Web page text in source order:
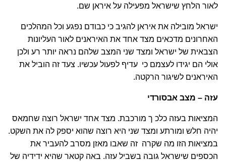
לאור הלחץ שישראל מפעילה על איראן שם.
ישראל מובילה את איראן להגיב כי כבודם נפגע וכל המהלכים
האחרונים מדכאים מצד אחד את האיראנים לאור העליונות
הצבאית של ישראל ומצד שני המצב שלהם נראה יותר רע ולכן
אולי הם יגידו לעצמם כי עדיף לפעול עכשיו. צעד זה הוביל את
האיראנים לשיגור הרקטה.
עזה – מצב אבסורדי
המציאות בעזה כלכ ך מורכבת. מצד אחד ישראל רוצה שחמאס
יהיה חלש ומורתע ומצד שני היא רוצה שהוא יספק לה את השקט.
במציאות הזו מה שקרה זה שאבו מאזן מסרב להעביר את
הכספים שישראל גובה בשביל עזה. באה קטאר שהיא ידידיה של